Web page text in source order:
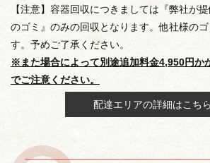
【注意】容器回収につきましては『弊社が
のゴミ』のみの回収となります。他社様の
す。予めご了承ください。
※また場合によって別途追加料金4,950円か
でご注意ください。
配達エリアの詳細はこちら